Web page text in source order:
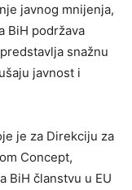
javnog mnijenja,
BiH podržava
snažnu
javnost i
je za Direkciju za
Concept,
BiH članstvu u EU